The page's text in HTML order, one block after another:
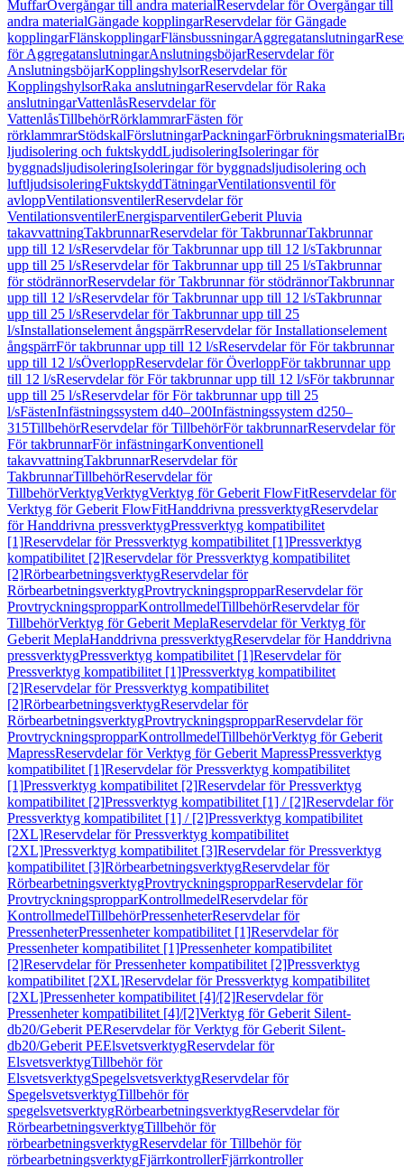
MuffarÖvergångar till andra materialReservdelar för Övergångar till
andra materialGängade kopplingarReservdelar för Gängade
kopplingarFlänskopplingarFlänsbussningarAggregatanslutningar
för AggregatanslutningarAnslutningsböjarReservdelar för
AnslutningsböjarKopplingshylsorReservdelar för
KopplingshylsorRaka anslutningarReservdelar för Raka
anslutningarVattenlåsReservdelar för
VattenlåsTillbehörRörklammrarFästen för
rörklammrarStödskalFörslutningarPackningarFörbrukningsmaterial
ljudisolering och fuktskyddLjudisoleringIsoleringar för
byggnadsljudisoleringIsoleringar för byggnadsljudisolering och
luftljudsisoleringFuktskyddTätningarVentilationsventil för
avloppVentilationsventilerReservdelar för
VentilationsventilerEnergisparventilerGeberit Pluvia
takavvattningTakbrunnarReservdelar för TakbrunnarTakbrunnar
upp till 12 l/sReservdelar för Takbrunnar upp till 12 l/sTakbrunnar
upp till 25 l/sReservdelar för Takbrunnar upp till 25 l/sTakbrunnar
för stödrännorReservdelar för Takbrunnar för stödrännorTakbrunnar
upp till 12 l/sReservdelar för Takbrunnar upp till 12 l/sTakbrunnar
upp till 25 l/sReservdelar för Takbrunnar upp till 25
l/sInstallationselement ångspärrReservdelar för Installationselement
ångspärrFör takbrunnar upp till 12 l/sReservdelar för För takbrunnar
upp till 12 l/sÖverloppReservdelar för ÖverloppFör takbrunnar upp
till 12 l/sReservdelar för För takbrunnar upp till 12 l/sFör takbrunnar
upp till 25 l/sReservdelar för För takbrunnar upp till 25
l/sFästenInfästningssystem d40–200Infästningssystem d250–
315TillbehörReservdelar för TillbehörFör takbrunnarReservdelar för
För takbrunnarFör infästningarKonventionell
takavvattningTakbrunnarReservdelar för
TakbrunnarTillbehörReservdelar för
TillbehörVerktygVerktygVerktyg för Geberit FlowFitReservdelar för
Verktyg för Geberit FlowFitHanddrivna pressverktygReservdelar
för Handdrivna pressverktygPressverktyg kompatibilitet
[1]Reservdelar för Pressverktyg kompatibilitet [1]Pressverktyg
kompatibilitet [2]Reservdelar för Pressverktyg kompatibilitet
[2]RörbearbetningsverktygReservdelar för
RörbearbetningsverktygProvtryckningspropparReservdelar för
ProvtryckningspropparKontrollmedelTillbehörReservdelar för
TillbehörVerktyg för Geberit MeplaReservdelar för Verktyg för
Geberit MeplaHanddrivna pressverktygReservdelar för Handdrivna
pressverktygPressverktyg kompatibilitet [1]Reservdelar för
Pressverktyg kompatibilitet [1]Pressverktyg kompatibilitet
[2]Reservdelar för Pressverktyg kompatibilitet
[2]RörbearbetningsverktygReservdelar för
RörbearbetningsverktygProvtryckningspropparReservdelar för
ProvtryckningspropparKontrollmedelTillbehörVerktyg för Geberit
MapressReservdelar för Verktyg för Geberit MapressPressverktyg
kompatibilitet [1]Reservdelar för Pressverktyg kompatibilitet
[1]Pressverktyg kompatibilitet [2]Reservdelar för Pressverktyg
kompatibilitet [2]Pressverktyg kompatibilitet [1] / [2]Reservdelar för
Pressverktyg kompatibilitet [1] / [2]Pressverktyg kompatibilitet
[2XL]Reservdelar för Pressverktyg kompatibilitet
[2XL]Pressverktyg kompatibilitet [3]Reservdelar för Pressverktyg
kompatibilitet [3]RörbearbetningsverktygReservdelar för
RörbearbetningsverktygProvtryckningspropparReservdelar för
ProvtryckningspropparKontrollmedelReservdelar för
KontrollmedelTillbehörPressenheterReservdelar för
PressenheterPressenheter kompatibilitet [1]Reservdelar för
Pressenheter kompatibilitet [1]Pressenheter kompatibilitet
[2]Reservdelar för Pressenheter kompatibilitet [2]Pressverktyg
kompatibilitet [2XL]Reservdelar för Pressverktyg kompatibilitet
[2XL]Pressenheter kompatibilitet [4]/[2]Reservdelar för
Pressenheter kompatibilitet [4]/[2]Verktyg för Geberit Silent-
db20/Geberit PEReservdelar för Verktyg för Geberit Silent-
db20/Geberit PEElsvetsverktygReservdelar för
ElsvetsverktygTillbehör för
ElsvetsverktygSpegelsvetsverktygReservdelar för
SpegelsvetsverktygTillbehör för
spegelsvetsverktygRörbearbetningsverktygReservdelar för
RörbearbetningsverktygTillbehör för
rörbearbetningsverktygReservdelar för Tillbehör för
rörbearbetningsverktygFjärrkontrollerFjärrkontroller